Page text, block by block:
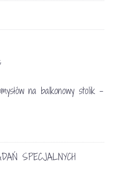
na balkonowy stolik -
SPECJALNYCH